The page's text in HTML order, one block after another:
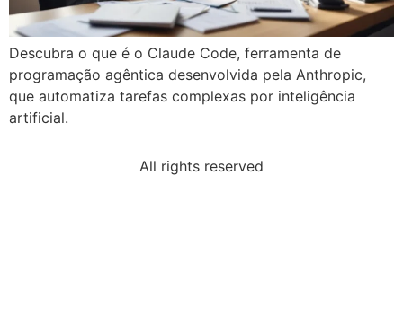
Descubra o que é o Claude Code, ferramenta de
programação agêntica desenvolvida pela Anthropic,
que automatiza tarefas complexas por inteligência
artificial.
All rights reserved